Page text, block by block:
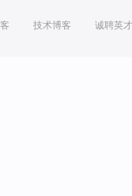
技术博客 诚聘英才